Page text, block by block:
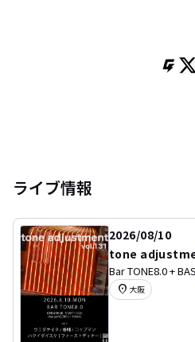
高校時代に誘われたバンドにベース
ライブ情報
2026/08/10
tone
Bar TONE8.0 +
ERY
location_on 大阪